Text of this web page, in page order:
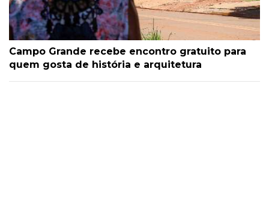
Campo Grande recebe encontro gratuito para
quem gosta de história e arquitetura